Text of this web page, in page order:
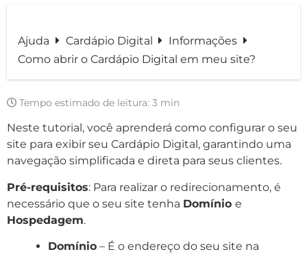
Ajuda Cardápio Digital
Informações
Como abrir o Cardápio Digital em meu site?
Tempo estimado de leitura: 3 min
Neste tutorial, você aprenderá como configurar o seu
site para exibir seu Cardápio Digital, garantindo uma
navegação simplificada e direta para seus clientes.
Pré-requisitos: Para realizar o redirecionamento, é
necessário que o seu site tenha Domínio e
Hospedagem.
Domínio – É o endereço do seu site na